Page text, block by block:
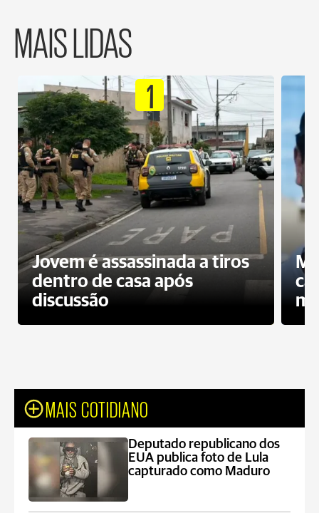
MAIS LIDAS
1
Jovem é assassinada a tiros
dentro de casa após
discussão
MAIS COTIDIANO
Deputado republicano dos
EUA publica foto de Lula
capturado como Maduro